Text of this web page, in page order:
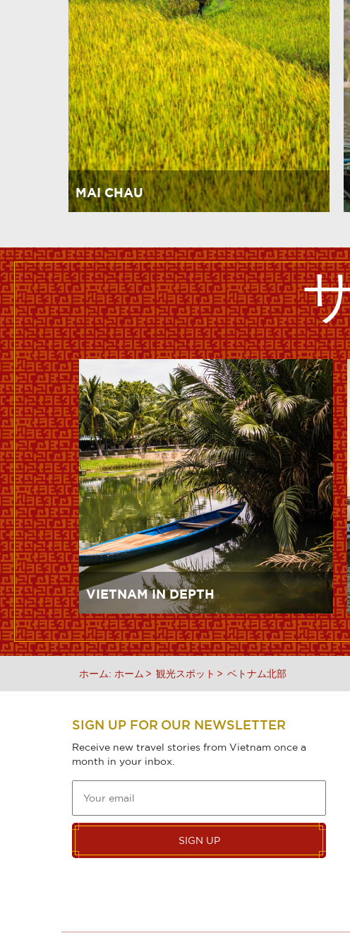
MAI CHAU
VIETNAM IN DEPTH
ホーム: ホーム 観光スポット ベトナム北部
SIGN UP FOR OUR NEWSLETTER
Receive new travel stories from Vietnam once a
month in your inbox.
SIGN UP